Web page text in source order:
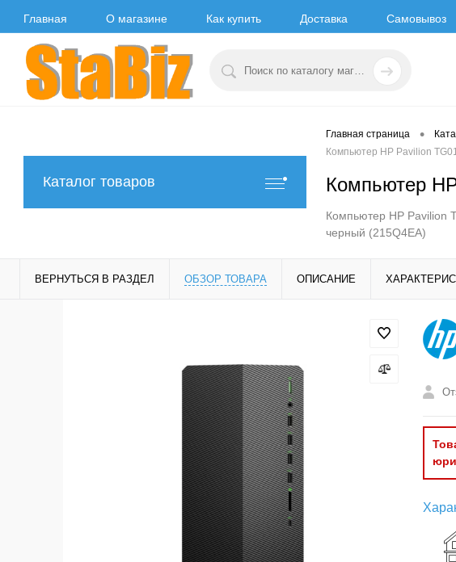
Главная О магазине Как купить Доставка Самовывоз
Каталог товаров
Главная страница •
Компьютер HP Pavilion
Компьютер
Компьютер HP Pavilion
черный (215Q4EA)
ВЕРНУТЬСЯ В РАЗДЕЛ ОБЗОР ТОВАРА ОПИСАНИЕ